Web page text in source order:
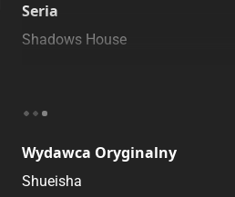
Seria
Shadows House
Wydawca Oryginalny
Shueisha